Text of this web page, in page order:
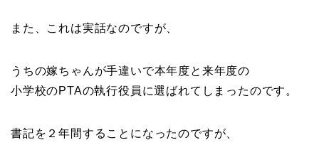
また、これは実話なのですが、
うちの嫁ちゃんが手違いで本年度と来年度の
小学校のPTAの執行役員に選ばれてしまったのです。
書記を２年間することになったのですが、